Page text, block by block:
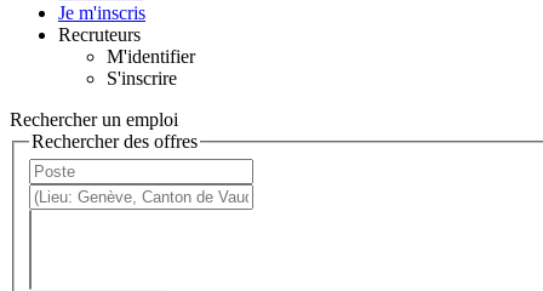
Je m'inscris
Recruteurs
M'identifier
S'inscrire
Rechercher un emploi
Rechercher des offres